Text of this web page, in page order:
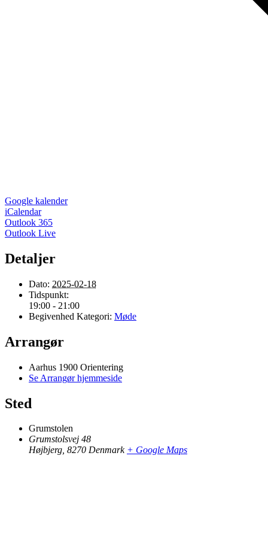
Google kalender
iCalendar
Outlook 365
Outlook Live
Detaljer
Dato: 2025-02-18
Tidspunkt:
19:00 - 21:00
Begivenhed Kategori: Møde
Arrangør
Aarhus 1900 Orientering
Se Arrangør hjemmeside
Sted
Grumstolen
Grumstolsvej 48
Højbjerg, 8270 Denmark + Google Maps